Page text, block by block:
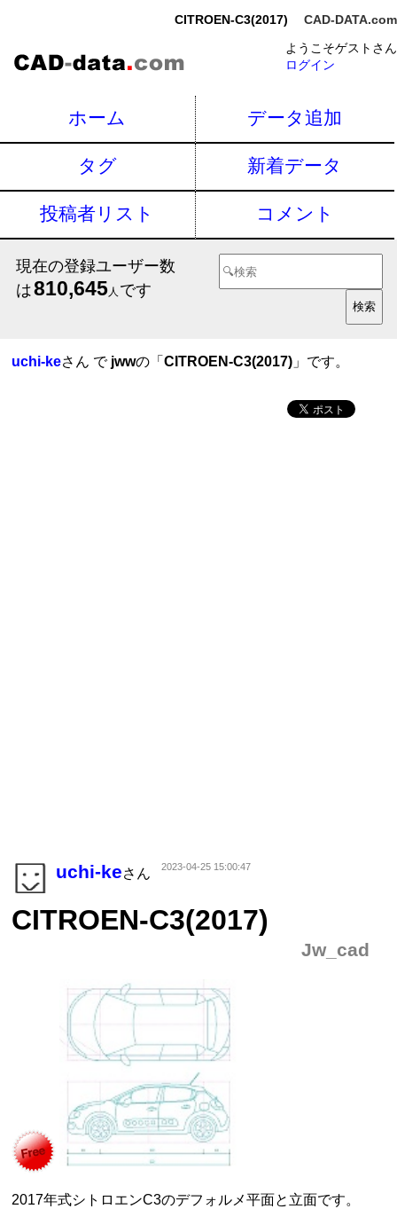
CITROEN-C3(2017)
CAD-DATA.com
ようこそゲストさん
ログイン
ホーム データ追加
タグ 新着データ
投稿者リスト コメント
現在の登録ユーザー数
は810,645人 です
uchi-keさん で jwwの「CITROEN-C3(2017) 」です。
uchi-keさん 2023-04-25 15:00:47
CITROEN-C3(2017)
Jw_cad
2017年式シトロエンC3のデフォルメ平面と立面です。